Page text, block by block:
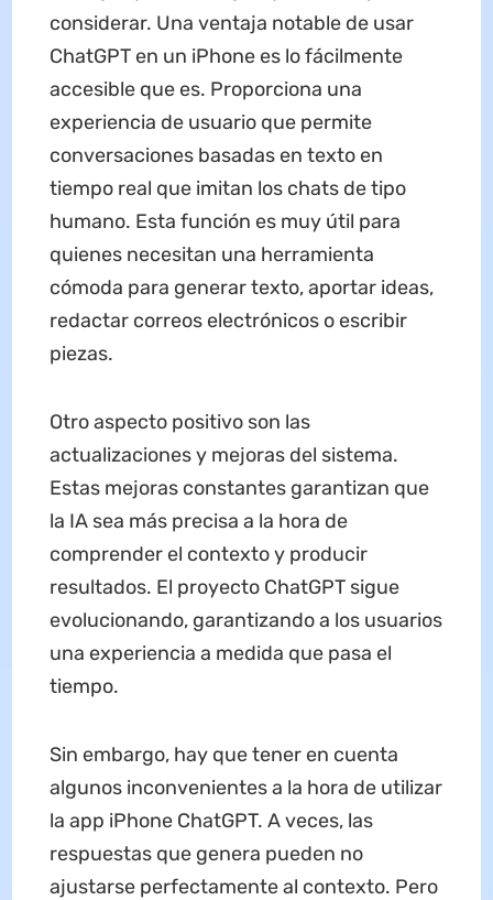
considerar. Una ventaja notable de usar
ChatGPT en un iPhone es lo fácilmente
accesible que es. Proporciona una
experiencia de usuario que permite
conversaciones basadas en texto en
tiempo real que imitan los chats de tipo
humano. Esta función es muy útil para
quienes necesitan una herramienta
cómoda para generar texto, aportar ideas,
redactar correos electrónicos o escribir
piezas.
Otro aspecto positivo son las
actualizaciones y mejoras del sistema.
Estas mejoras constantes garantizan que
la IA sea más precisa a la hora de
comprender el contexto y producir
resultados. El proyecto ChatGPT sigue
evolucionando, garantizando a los usuarios
una experiencia a medida que pasa el
tiempo.
Sin embargo, hay que tener en cuenta
algunos inconvenientes a la hora de utilizar
la app iPhone ChatGPT. A veces, las
respuestas que genera pueden no
ajustarse perfectamente al contexto. Pero